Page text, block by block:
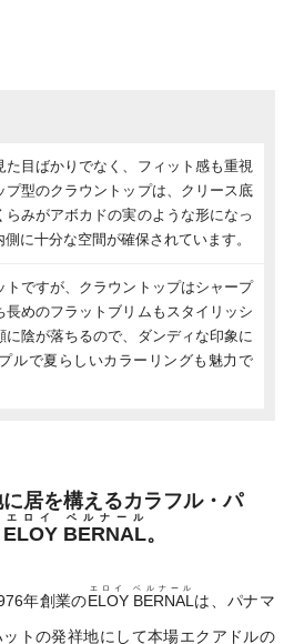
た目ばかりでなく、フィット感も重視
プ型のクラウントップは、クリース底
みがアボカドの実のような形になっ
に十分な空間が確保されています。
ですが、クラウントップはシャープ
めのフラットブリムもスタイリッシ
に陰が落ちるので、ダンディな印象に
ルで夏らしいカラーリングも魅力で
居を構えるカラフル・パ
ELOY BERNAL
エロイ ベルナール
。
年創業のELOY BERNAL
エロイ ベルナール
は、パナマ
ットの発祥地にして本場エクアドルの